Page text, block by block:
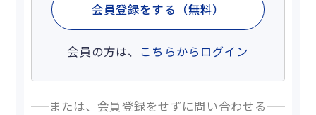
会員登録をする（無料）
会員の方は、 こちらからログイン
または、会員登録をせずに問い合わせる